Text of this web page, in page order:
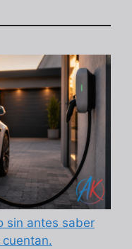
sin antes saber